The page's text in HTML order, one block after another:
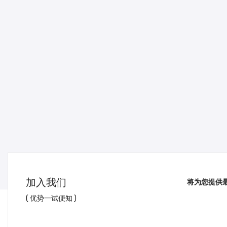
加入我们
( 优势一试便知 )
将为您提供